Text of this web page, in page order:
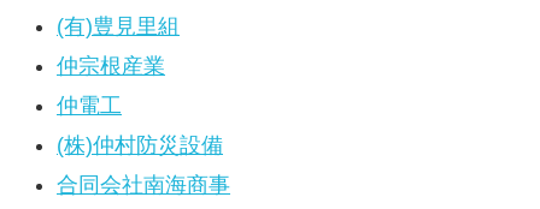
(有)豊見里組
仲宗根産業
仲電工
(株)仲村防災設備
合同会社南海商事